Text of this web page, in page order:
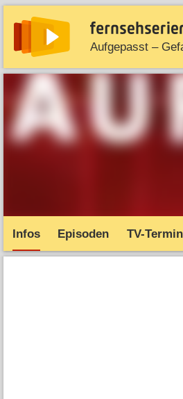
Aufgepasst –
News Entdecken
Infos Episoden TV-